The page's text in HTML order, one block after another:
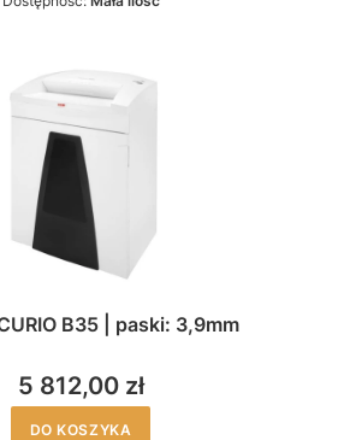
B35 | paski: 3,9mm
5 812,00 zł
DO KOSZYKA